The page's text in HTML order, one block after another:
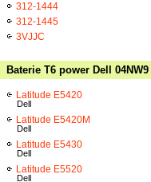
312-1444
312-1445
3VJJC
Baterie T6 power Dell
Latitude E5420
Dell
Latitude E5420M
Dell
Latitude E5430
Dell
Latitude E5520
Dell